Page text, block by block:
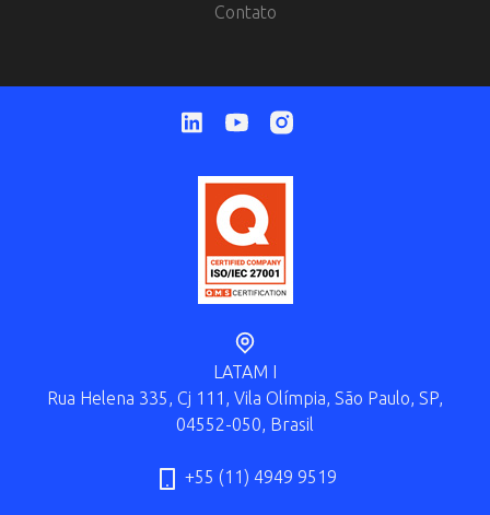
Contato
LATAM I
Rua Helena 335, Cj 111, Vila Olímpia, São Paulo, SP,
04552-050, Brasil
+55 (11) 4949 9519